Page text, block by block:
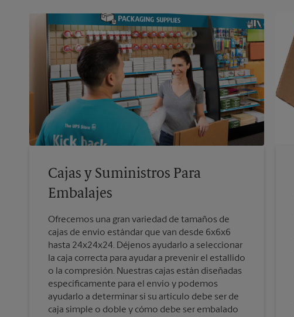
Cajas y Suministros Para
Embalajes
Ofrecemos una gran variedad de tamaños de
cajas de envío estándar que van desde 6x6x6
hasta 24x24x24. Déjenos ayudarlo a seleccionar
la caja correcta para ayudar a prevenir el estallido
o la compresión. Nuestras cajas están diseñadas
específicamente para el envío y podemos
ayudarlo a determinar si su artículo debe ser de
caja simple o doble y cómo debe ser embalado